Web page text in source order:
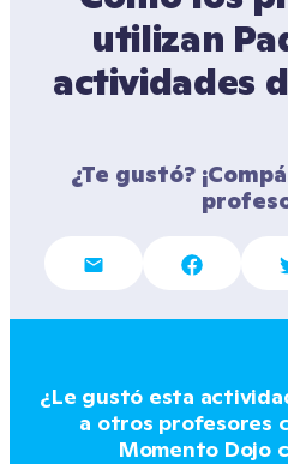
utilizan
actividades
¿Te gustó?
¿Le gustó esta
a otros profesores
Momento Dojo